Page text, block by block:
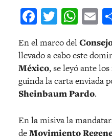
Facebook
Twitter
En el marco del
llevado a cabo este
México, se leyó ante
guinda la carta enviada
Sheinbaum Pardo.
En la misiva la
deMovimiento